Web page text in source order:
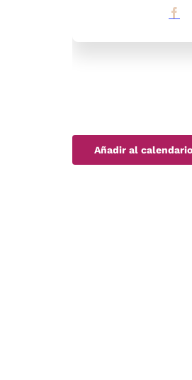
Añadir al calendario